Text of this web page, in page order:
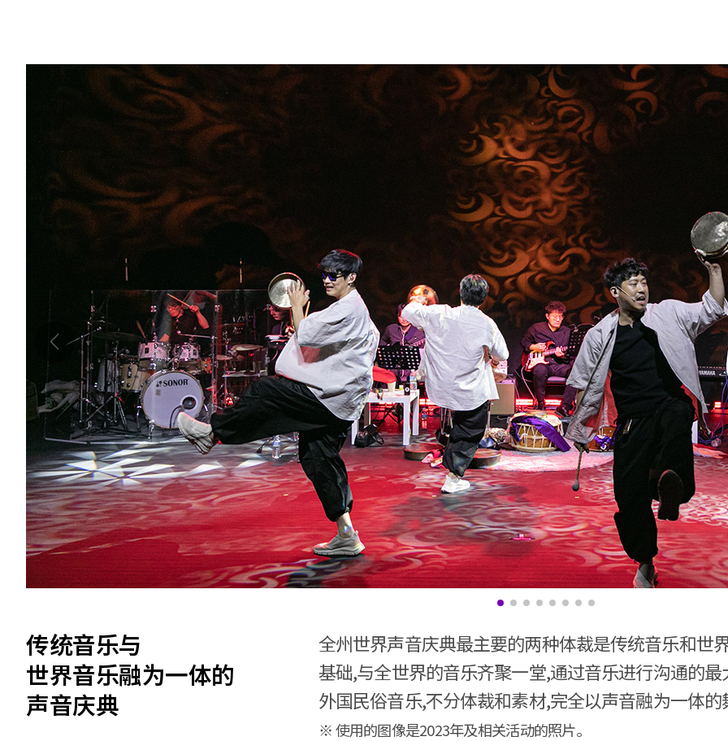
传统音乐与
世界音乐融为一体的
声音庆典
全州世界声音庆典最主要的两种体裁是传统音乐和世
基础,与全世界的音乐齐聚一堂,通过音乐进行沟通的
外国民俗音乐,不分体裁和素材,完全以声音融为一体
※ 使用的图像是2023年及相关活动的照片。